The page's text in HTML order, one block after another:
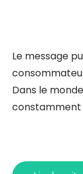
Le message
Dans le
constamment